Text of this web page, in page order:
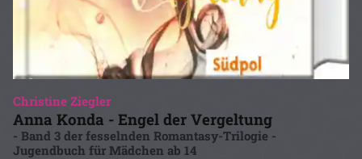
Christine Ziegler
Anna Konda - Engel der Vergeltung
- Band 3 der fesselnden Romantasy-Trilogie -
Jugendbuch für Mädchen ab 14